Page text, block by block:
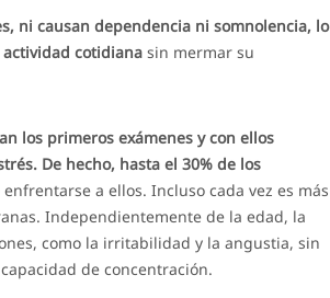
ni causan dependencia ni somnolencia, lo
cotidiana sin mermar su
los primeros exámenes y con ellos
De hecho, hasta el 30% de los
a ellos. Incluso cada vez es más
Independientemente de la edad, la
como la irritabilidad y la angustia, sin
de concentración.